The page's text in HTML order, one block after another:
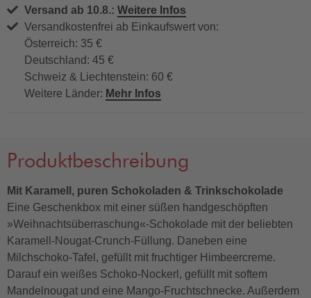
Versand ab 10.8.: Weitere Infos
Versandkostenfrei ab Einkaufswert von:
Österreich: 35 €
Deutschland: 45 €
Schweiz & Liechtenstein: 60 €
Weitere Länder: Mehr Infos
Produktbeschreibung
Mit Karamell, puren Schokoladen & Trinkschokolade
Eine Geschenkbox mit einer süßen handgeschöpften
»Weihnachtsüberraschung«-Schokolade mit der beliebten
Karamell-Nougat-Crunch-Füllung. Daneben eine
Milchschoko-Tafel, gefüllt mit fruchtiger Himbeercreme.
Darauf ein weißes Schoko-Nockerl, gefüllt mit softem
Mandelnougat und eine Mango-Fruchtschnecke. Außerdem